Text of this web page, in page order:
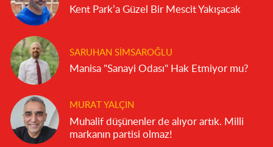
Kent Park’a Güzel Bir Mescit Yakışacak
SARUHAN SIMSAROĞLU
Manisa "Sanayi Odası" Hak Etmiyor mu?
MURAT YALÇIN
Muhalif düşünenler de alıyor artık. Milli
markanın partisi olmaz!